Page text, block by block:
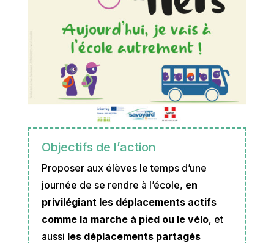
Objectifs de l’action
Proposer aux élèves le temps d’une
journée de se rendre à l’école, en
privilégiant les déplacements actifs
comme la marche à pied ou le vélo, et
aussi les déplacements partagés